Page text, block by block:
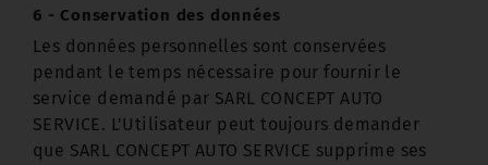
6 - Conservation des données
Les données personnelles sont conservées
pendant le temps nécessaire pour fournir le
service demandé par SARL CONCEPT AUTO
SERVICE. L'Utilisateur peut toujours demander
que SARL CONCEPT AUTO SERVICE supprime ses